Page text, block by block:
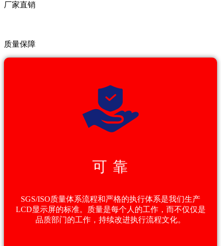
厂家直销
质量保障
可 靠
SGS/ISO质量体系流程和严格的执行体系是我们生产
LCD显示屏的标准。质量是每个人的工作，而不仅仅是
品质部门的工作，持续改进执行流程文化。